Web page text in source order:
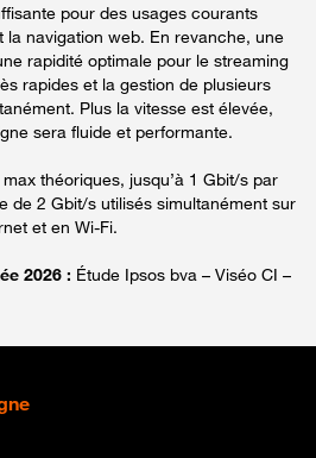
pour des usages courants
la navigation web. En revanche, une
rapidité optimale pour le streaming
rapides et la gestion de plusieurs
Plus la vitesse est élevée,
sera fluide et performante.
max théoriques, jusqu’à 1 Gbit/s par
de 2 Gbit/s utilisés simultanément sur
et en Wi-Fi.
2026 : Étude Ipsos bva – Viséo CI –